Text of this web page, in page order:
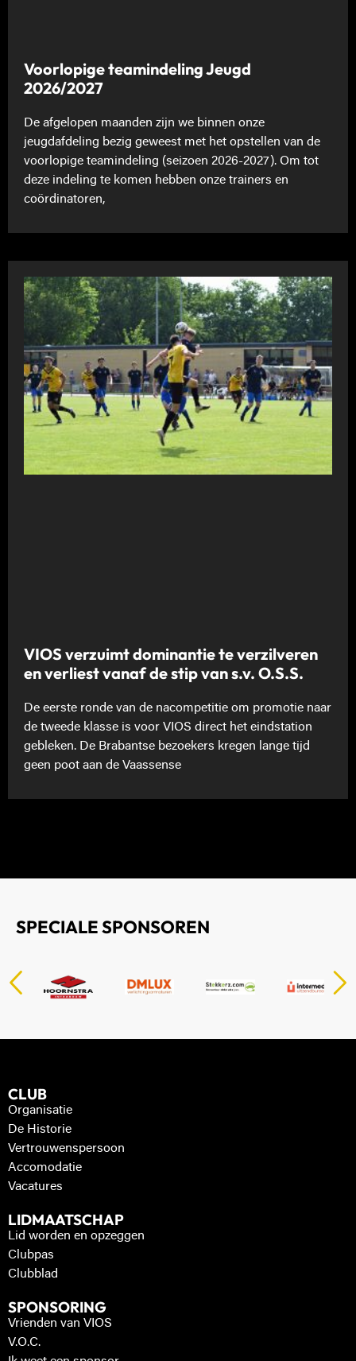
Voorlopige teamindeling Jeugd
2026/2027
De afgelopen maanden zijn we binnen onze
jeugdafdeling bezig geweest met het opstellen van de
voorlopige teamindeling (seizoen 2026-2027). Om tot
deze indeling te komen hebben onze trainers en
coördinatoren,
VIOS verzuimt dominantie te verzilveren
en verliest vanaf de stip van s.v. O.S.S.
De eerste ronde van de nacompetitie om promotie naar
de tweede klasse is voor VIOS direct het eindstation
gebleken. De Brabantse bezoekers kregen lange tijd
geen poot aan de Vaassense
SPECIALE SPONSOREN
CLUB
Organisatie
De Historie
Vertrouwenspersoon
Accomodatie
Vacatures
LIDMAATSCHAP
Lid worden en opzeggen
Clubpas
Clubblad
SPONSORING
Vrienden van VIOS
V.O.C.